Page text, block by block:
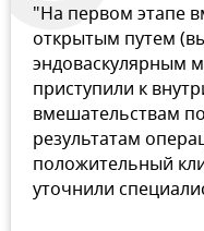
"На первом этапе
открытым путем
эндоваскулярным
приступили к
вмешательствам
результатам
положительный
уточнили